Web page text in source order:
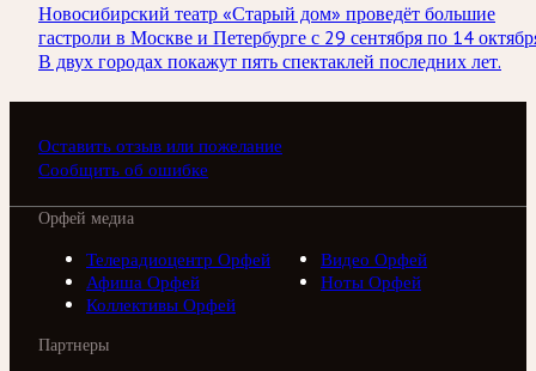
Новосибирский театр «Старый дом» проведёт большие
гастроли в Москве и Петербурге с 29 сентября по 14
В двух городах покажут пять спектаклей последних лет.
Оставить отзыв или пожелание
Сообщить об ошибке
Орфей медиа
Телерадиоцентр Орфей
Видео Орфей
Афиша Орфей
Ноты Орфей
Коллективы Орфей
Партнеры